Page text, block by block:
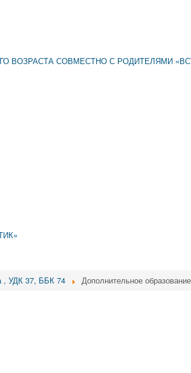
ВОЗРАСТА СОВМЕСТНО С РОДИТЕЛЯМИ
, УДК 37, ББК 74 Дополнительное образование